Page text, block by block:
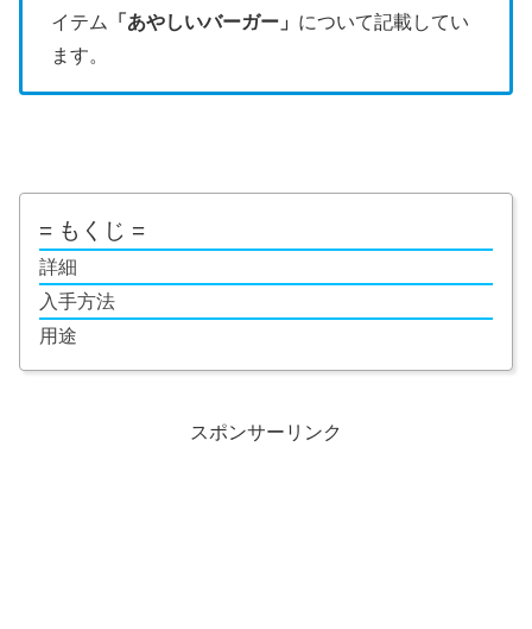
イテム
「 あやしいバーガー 」 について記載してい
ます。
= もくじ =
詳細
入手方法
用途
スポンサーリンク